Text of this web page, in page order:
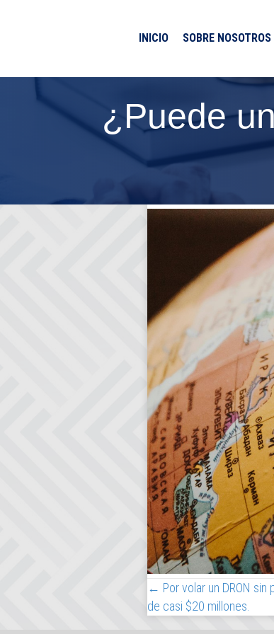
INICIO SOBRE NOSOTROS
¿Puede
Posts
navigation
← Por volar un DRON sin
de casi $20 millones.